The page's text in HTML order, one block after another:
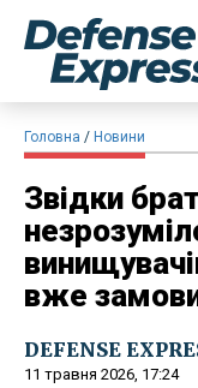
Головна Новини
Звідки
вже
DEFENSE
11 травня 2026, 17:24